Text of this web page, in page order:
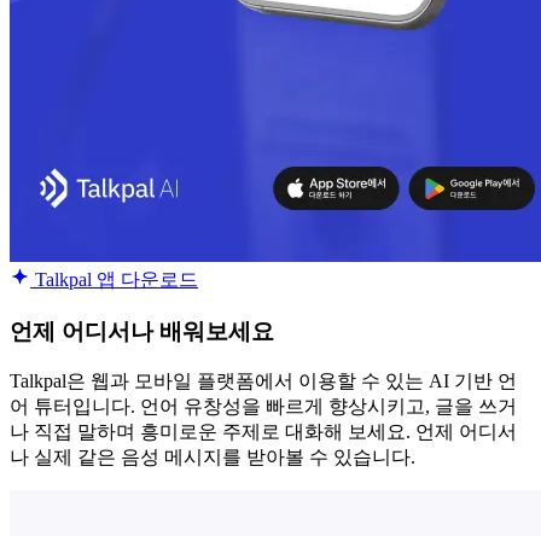
Talkpal 앱 다운로드
언제 어디서나 배워보세요
Talkpal은 웹과 모바일 플랫폼에서 이용할 수 있는 AI 기반 언
어 튜터입니다. 언어 유창성을 빠르게 향상시키고, 글을 쓰거
나 직접 말하며 흥미로운 주제로 대화해 보세요. 언제 어디서
나 실제 같은 음성 메시지를 받아볼 수 있습니다.